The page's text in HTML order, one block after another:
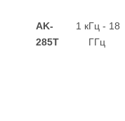
AK-
285T
1 кГц - 18
ГГц